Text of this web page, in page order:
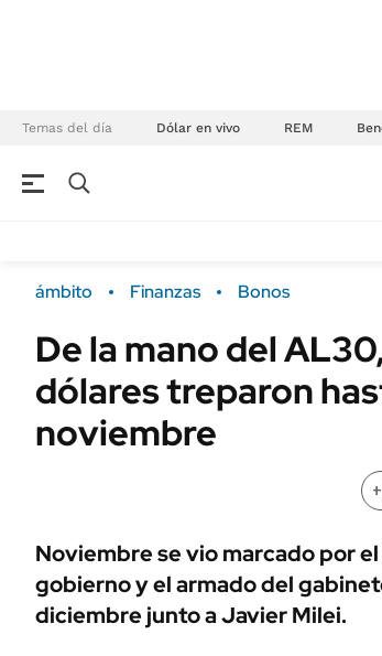
Temas del día Dólar en vivo REM
Campo
FINANZAS
Dólar
Seguros
URUGUAY
ámbito Finanzas Bonos
De la mano del
dólares treparon
noviembre
+
Noviembre se vio marcado por
gobierno y el armado del
diciembre junto a Javier Milei.